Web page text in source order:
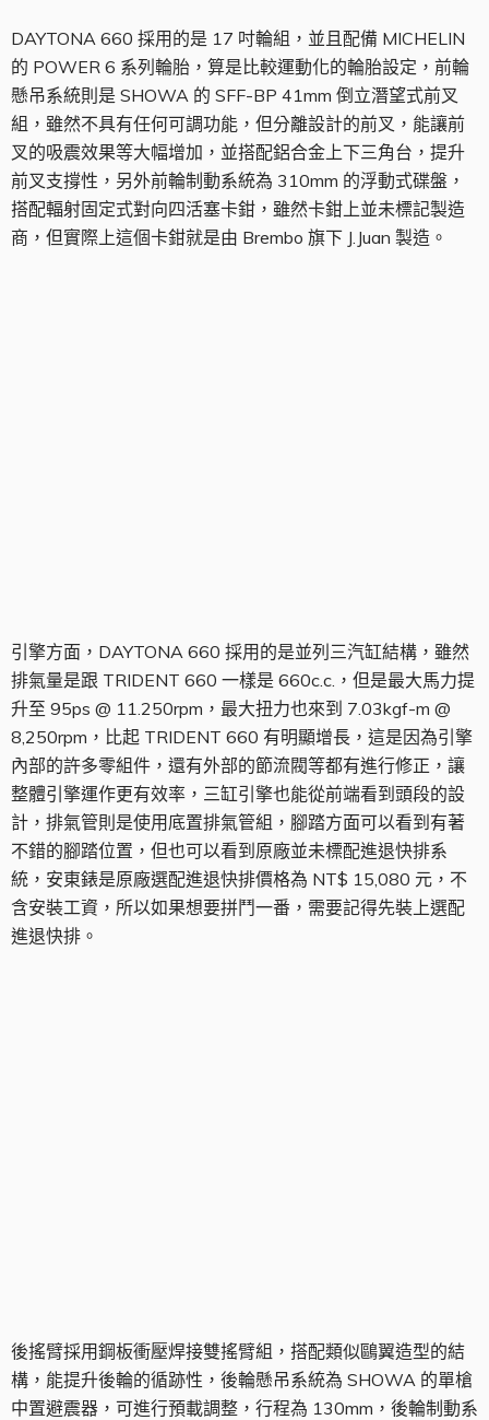
DAYTONA 660 採用的是 17 吋輪組，並且配備 MICHELIN
的 POWER 6 系列輪胎，算是比較運動化的輪胎設定，前輪
懸吊系統則是 SHOWA 的 SFF-BP 41mm 倒立潛望式前叉
組，雖然不具有任何可調功能，但分離設計的前叉，能讓前
叉的吸震效果等大幅增加，並搭配鋁合金上下三角台，提升
前叉支撐性，另外前輪制動系統為 310mm 的浮動式碟盤，
搭配輻射固定式對向四活塞卡鉗，雖然卡鉗上並未標記製造
商，但實際上這個卡鉗就是由 Brembo 旗下 J.Juan 製造。
引擎方面，DAYTONA 660 採用的是並列三汽缸結構，雖然
排氣量是跟 TRIDENT 660 一樣是 660c.c.，但是最大馬力提
升至 95ps @ 11.250rpm，最大扭力也來到 7.03kgf-m @
8,250rpm，比起 TRIDENT 660 有明顯增長，這是因為引擎
內部的許多零組件，還有外部的節流閥等都有進行修正，讓
整體引擎運作更有效率，三缸引擎也能從前端看到頭段的設
計，排氣管則是使用底置排氣管組，腳踏方面可以看到有著
不錯的腳踏位置，但也可以看到原廠並未標配進退快排系
統，安東錶是原廠選配進退快排價格為 NT$ 15,080 元，不
含安裝工資，所以如果想要拼鬥一番，需要記得先裝上選配
進退快排。
後搖臂採用鋼板衝壓焊接雙搖臂組，搭配類似鷗翼造型的結
構，能提升後輪的循跡性，後輪懸吊系統為 SHOWA 的單槍
中置避震器，可進行預載調整，行程為 130mm，後輪制動系